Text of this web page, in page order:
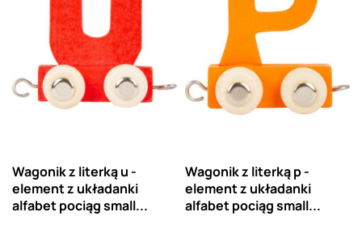
Wagonik z literką u -
element z układanki
alfabet pociąg small...
Wagonik z literką p -
element z układanki
alfabet pociąg small...